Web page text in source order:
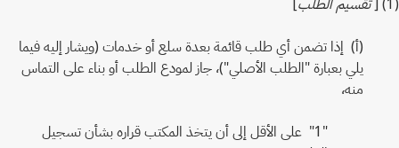
(أ) إذا تضمن أي طلب قائمة بعدة سلع أو خدمات (ويشار إليه فيما
يلي بعبارة "الطلب الأصلي")، جاز لمودع الطلب أو بناء على التماس
منه،
"1" على الأقل إلى أن يتخذ المكتب قراره بشأن تسجيل